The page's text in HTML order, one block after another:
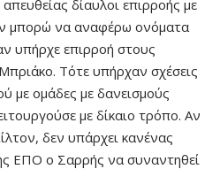
δίαυλοι επιρροής με
μπορώ να αναφέρω ονόματα
υπήρχε επιρροή στους
Τότε υπήρχαν σχέσεις
με ομάδες με δανεισμούς
με δίκαιο τρόπο. Αν
δεν υπάρχει κανένας
ΕΠΟ ο Σαρρής να συναντηθεί